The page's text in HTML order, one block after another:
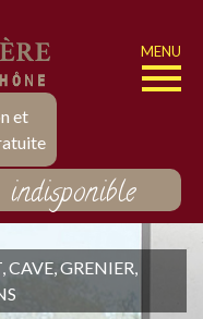
et
MENU
indisponible
GRENIER,